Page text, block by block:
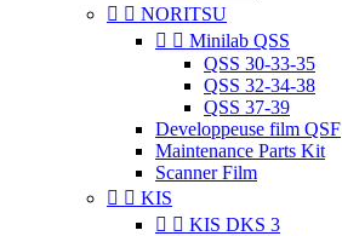
  NORITSU
  Minilab QSS
QSS 30-33-35
QSS 32-34-38
QSS 37-39
Developpeuse film QSF
Maintenance Parts Kit
Scanner Film
  KIS
  KIS DKS 3